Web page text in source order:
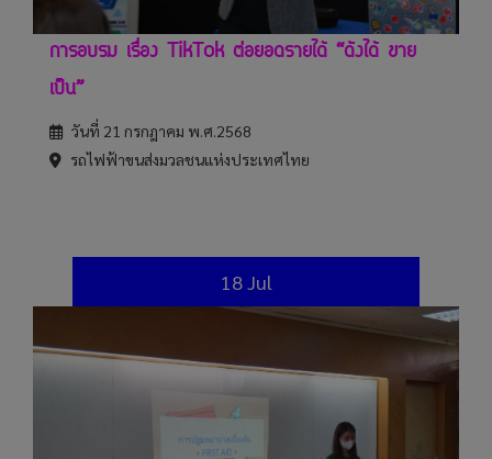
การอบรม เรื่อง TikTok ต่อยอดรายได้ “ดังได้ ขาย
เป็น”
วันที่ 21 กรกฎาคม พ.ศ.2568
รถไฟฟ้าขนส่งมวลชนแห่งประเทศไทย